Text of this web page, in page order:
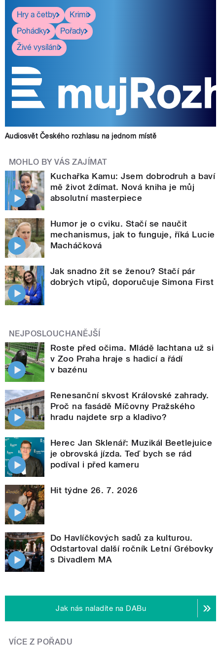
Hry a četby
Krimi
Pohádky
Pořady
Živé vysílání
Audiosvět Českého rozhlasu na jednom místě
MOHLO BY VÁS ZAJÍMAT
Kuchařka Kamu: Jsem dobrodruh a baví
mě život ždímat. Nová kniha je můj
absolutní masterpiece
Humor je o cviku. Stačí se naučit
mechanismus, jak to funguje, říká Lucie
Macháčková
Jak snadno žít se ženou? Stačí pár
dobrých vtipů, doporučuje Simona First
NEJPOSLOUCHANĚJŠÍ
Roste před očima. Mládě lachtana už si
v Zoo Praha hraje s hadicí a řádí
v bazénu
Renesanční skvost Královské zahrady.
Proč na fasádě Míčovny Pražského
hradu najdete srp a kladivo?
Herec Jan Sklenář: Muzikál Beetlejuice
je obrovská jízda. Teď bych se rád
podíval i před kameru
Hit týdne 26. 7. 2026
Do Havlíčkových sadů za kulturou.
Odstartoval další ročník Letní Grébovky
s Divadlem MA
Jak nás naladíte na DABu
VÍCE Z POŘADU